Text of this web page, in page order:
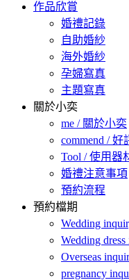
作品欣賞
婚禮記錄
自助婚紗
海外婚紗
孕婦寫真
主題寫真
關於小奕
me / 關於小奕
commend / 好
Tool / 使用器
婚禮注意事項
預約流程
預約檔期
Wedding
Wedding
Overseas
pregnancy